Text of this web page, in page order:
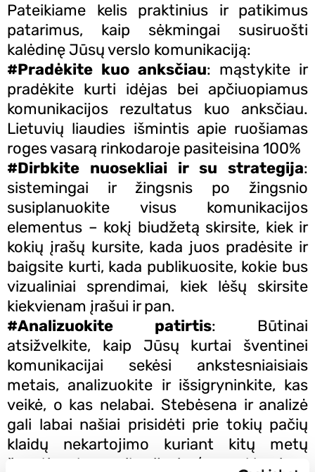
Pateikiame kelis praktinius ir patikimus
patarimus, kaip sėkmingai susiruošti
kalėdinę Jūsų verslo komunikaciją:
#Pradėkite kuo anksčiau: mąstykite ir
pradėkite kurti idėjas bei apčiuopiamus
komunikacijos rezultatus kuo anksčiau.
Lietuvių liaudies išmintis apie ruošiamas
roges vasarą rinkodaroje pasiteisina 100%
#Dirbkite nuosekliai ir su strategija:
sistemingai ir žingsnis po žingsnio
susiplanuokite visus komunikacijos
elementus – kokį biudžetą skirsite, kiek ir
kokių įrašų kursite, kada juos pradėsite ir
baigsite kurti, kada publikuosite, kokie bus
vizualiniai sprendimai, kiek lėšų skirsite
kiekvienam įrašui ir pan.
#Analizuokite patirtis: Būtinai
atsižvelkite, kaip Jūsų kurtai šventinei
komunikacijai sekėsi ankstesniaisiais
metais, analizuokite ir išsigryninkite, kas
veikė, o kas nelabai. Stebėsena ir analizė
gali labai našiai prisidėti prie tokių pačių
klaidų nekartojimo kuriant kitų metų
šventinę komunikaciją ir / ar reklamines